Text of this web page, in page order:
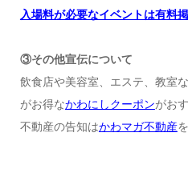
入場料が必要なイベントは有料
③その他宣伝について
飲食店や美容室、エステ、教室
がお得なかわにしクーポンがお
不動産の告知はかわマガ不動産